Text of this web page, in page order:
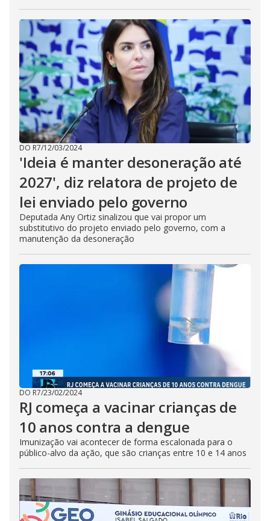
DO R7/12/03/2024
'Ideia é manter desoneração até
2027', diz relatora de projeto de
lei enviado pelo governo
Deputada Any Ortiz sinalizou que vai propor um
substitutivo do projeto enviado pelo governo, com a
manutenção da desoneração
DO R7/23/02/2024
RJ começa a vacinar crianças de
10 anos contra a dengue
Imunização vai acontecer de forma escalonada para o
público-alvo da ação, que são crianças entre 10 e 14 anos